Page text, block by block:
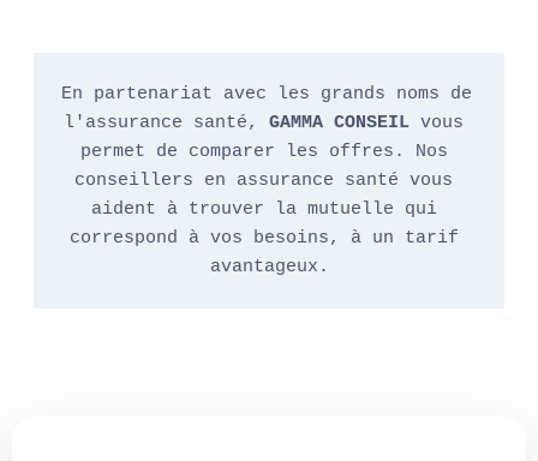
En partenariat avec les grands noms de
l'assurance santé, GAMMA CONSEIL vous
permet de comparer les offres. Nos
conseillers en assurance santé vous
aident à trouver la mutuelle qui
correspond à vos besoins, à un tarif
avantageux.